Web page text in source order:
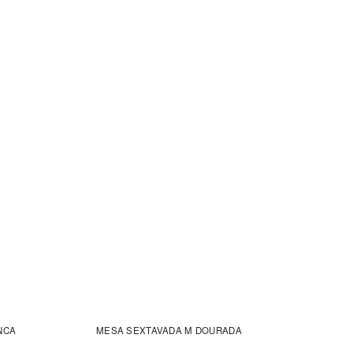
MESA SEXTAVADA M DOURADA